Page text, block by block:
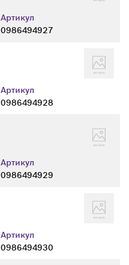
Артикул
0986494927
Артикул
0986494928
Артикул
0986494929
Артикул
0986494930